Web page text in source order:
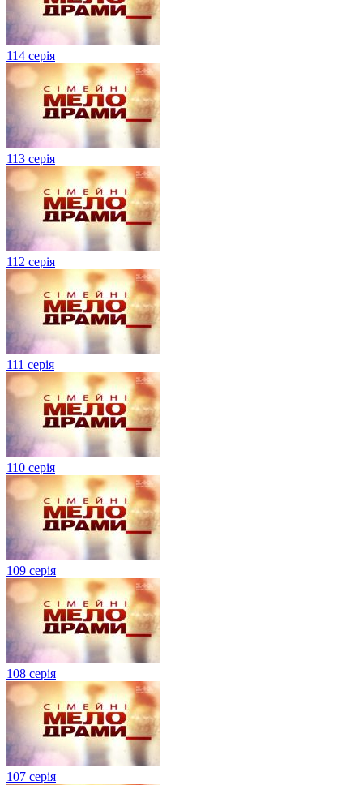
114 серія
113 серія
112 серія
111 серія
110 серія
109 серія
108 серія
107 серія